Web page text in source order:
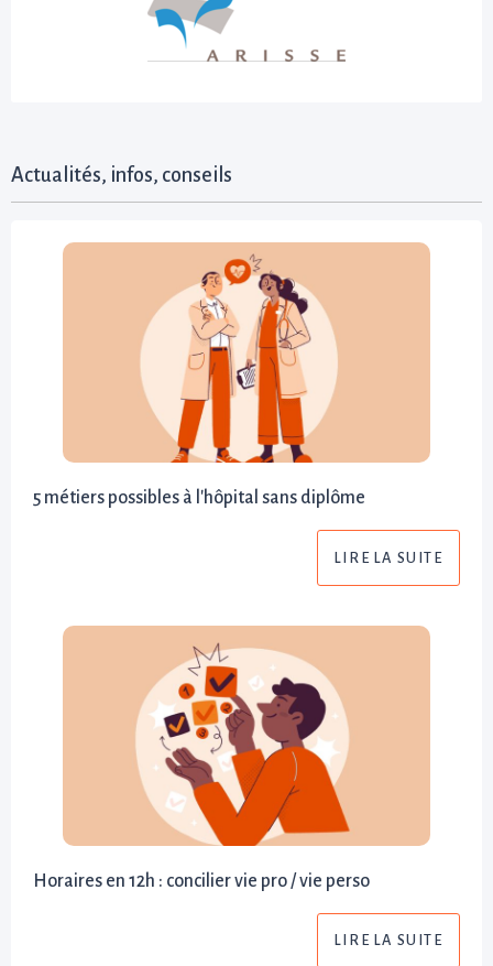
Actualités, infos, conseils
5 métiers possibles à l'hôpital sans diplôme
LIRE LA SUITE
Horaires en 12h : concilier vie pro / vie perso
LIRE LA SUITE